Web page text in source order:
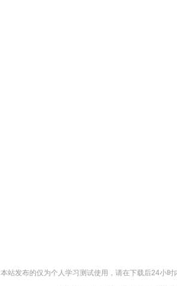
本站发布的仅为个人学习测试使用，请在下载后24小